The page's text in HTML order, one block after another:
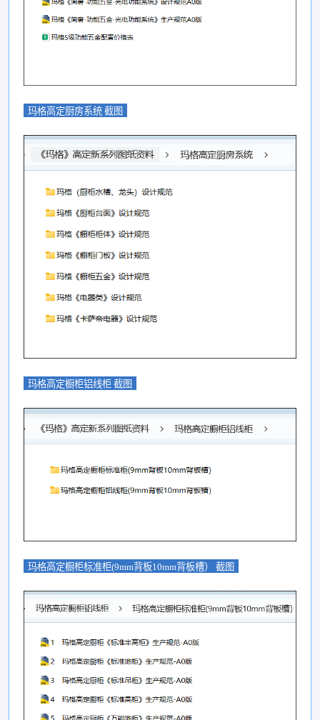
玛格高定厨房系统 截图
玛格高定橱柜铝线柜 截图
玛格高定橱柜标准柜(9mm背板10mm背板槽） 截图